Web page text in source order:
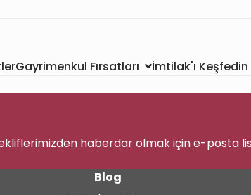
Gayrimenkul Fırsatları İmtilak'ı Keşfedin
haberdar olmak için e-posta
Blog